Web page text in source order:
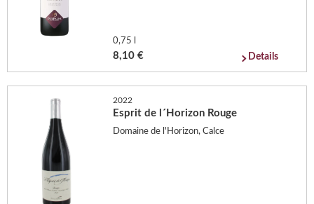
0,75 l
8,10 € Details
2022
Esprit de l´Horizon Rouge
Domaine de l'Horizon, Calce